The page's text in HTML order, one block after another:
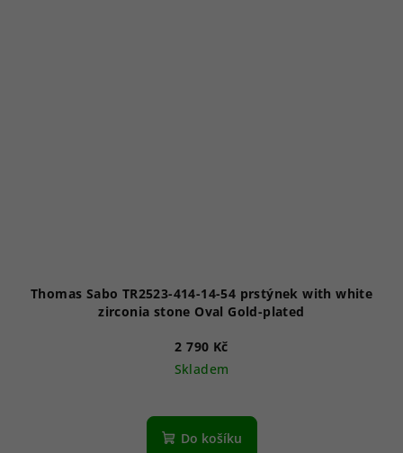
Thomas Sabo TR2523-414-14-54 prstýnek with white
zirconia stone Oval Gold-plated
2 790 Kč
Skladem
Do košíku